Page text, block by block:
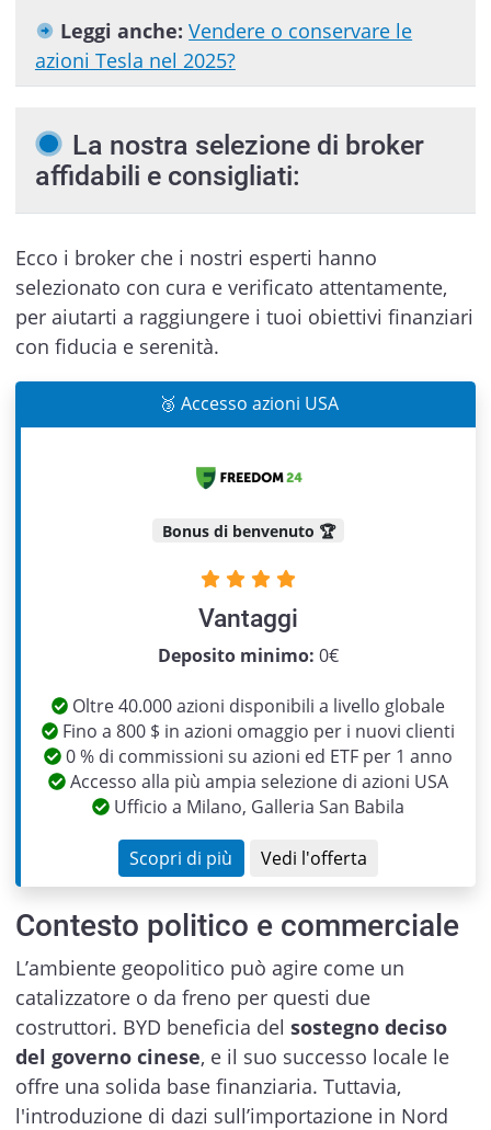
Leggi anche: Vendere o conservare le
azioni Tesla nel 2025?
La nostra selezione di broker
affidabili e consigliati:
Ecco i broker che i nostri esperti hanno
selezionato con cura e verificato attentamente,
per aiutarti a raggiungere i tuoi obiettivi finanziari
con fiducia e serenità.
🥉 Accesso azioni USA
Bonus di benvenuto 🏆
Vantaggi
Deposito minimo: 0€
Oltre 40.000 azioni disponibili a livello globale
Fino a 800 $ in azioni omaggio per i nuovi clienti
0 % di commissioni su azioni ed ETF per 1 anno
Accesso alla più ampia selezione di azioni USA
Ufficio a Milano, Galleria San Babila
Scopri di più Vedi l'offerta
Contesto politico e commerciale
L’ambiente geopolitico può agire come un
catalizzatore o da freno per questi due
costruttori. BYD beneficia del sostegno deciso
del governo cinese, e il suo successo locale le
offre una solida base finanziaria. Tuttavia,
l'introduzione di dazi sull’importazione in Nord